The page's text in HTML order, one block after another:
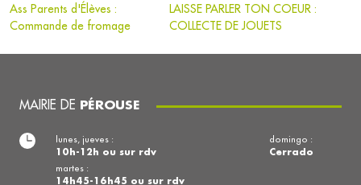
Ass Parents d'Élèves :
Commande de fromage
LAISSE PARLER TON COEUR :
COLLECTE DE JOUETS
MAIRIE DE PÉROUSE
lunes, jueves :
10h-12h ou sur rdv
martes :
14h45-16h45 ou sur rdv
domingo :
Cerrado